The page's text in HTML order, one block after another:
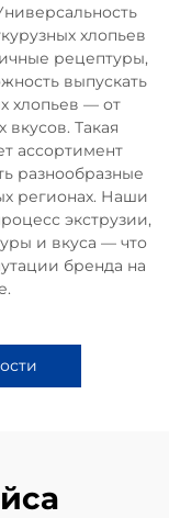
хлопьев
рецептуры,
выпускать
хлопьев — от
Такая
ассортимент
разнообразные
регионах. Наши
экструзии,
и вкуса — что
бренда на